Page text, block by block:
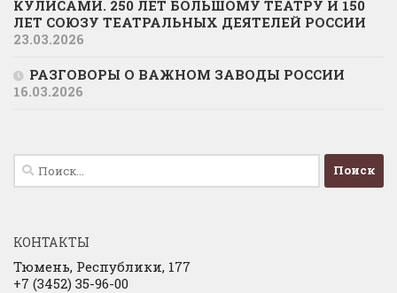
КУЛИСАМИ. 250 ЛЕТ БОЛЬШОМУ ТЕАТРУ И 150
ЛЕТ СОЮЗУ ТЕАТРАЛЬНЫХ ДЕЯТЕЛЕЙ РОССИИ
23.03.2026
РАЗГОВОРЫ О ВАЖНОМ ЗАВОДЫ РОССИИ
16.03.2026
Найти:
КОНТАКТЫ
Тюмень, Республики, 177
+7 (3452) 35-96-00